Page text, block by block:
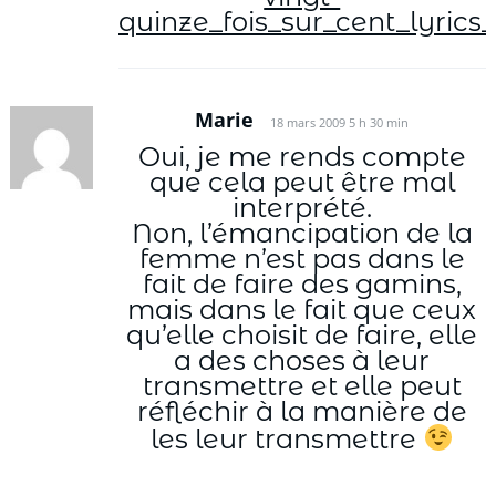
Marie 18 mars 2009 5 h 30 min
Oui, je me rends compte
que cela peut être mal
interprété.
Non, l’émancipation de la
femme n’est pas dans le
fait de faire des gamins,
mais dans le fait que ceux
qu’elle choisit de faire, elle
a des choses à leur
transmettre et elle peut
réfléchir à la manière de
les leur transmettre